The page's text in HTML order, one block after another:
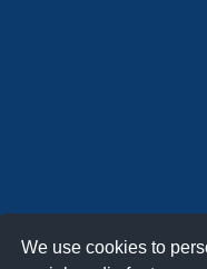
We use cookies to